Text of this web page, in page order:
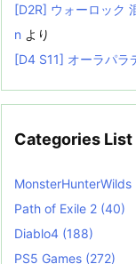
[D2R] ウォーロック
n より
[D4 S11] オーラパラ
Categories List
MonsterHunterWilds
Path of Exile 2 (40)
Diablo4 (188)
PS5 Games (272)